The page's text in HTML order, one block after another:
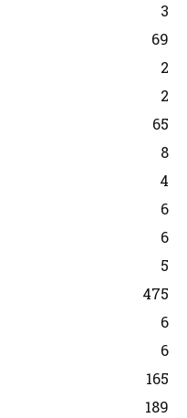
3
69
2
2
65
8
4
6
6
5
475
6
6
165
189